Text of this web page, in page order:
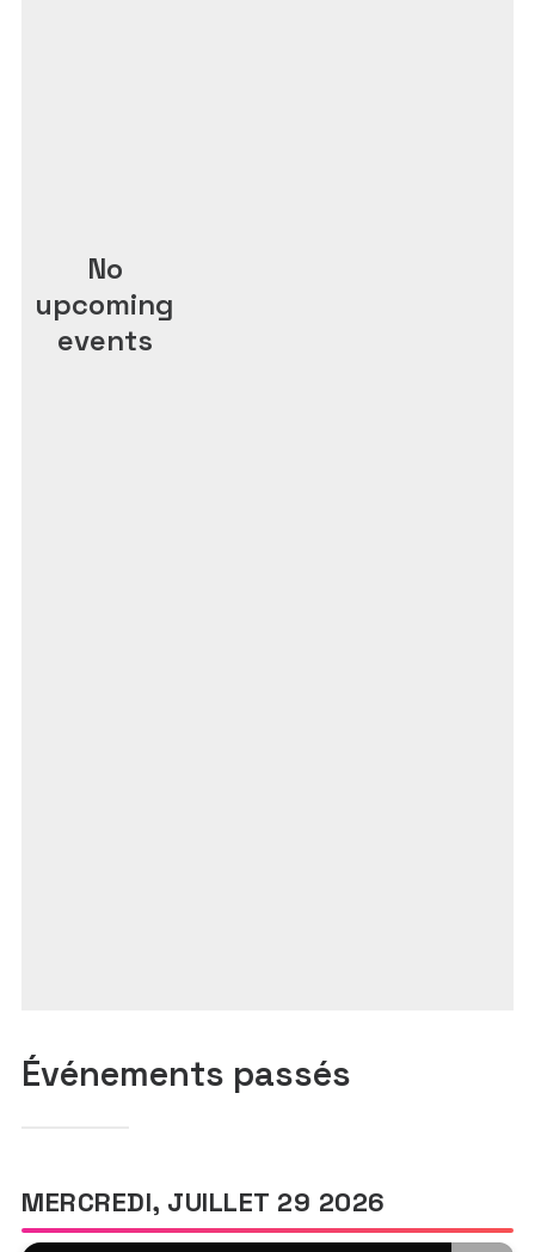
No
upcoming
events
Événements passés
MERCREDI, JUILLET 29 2026